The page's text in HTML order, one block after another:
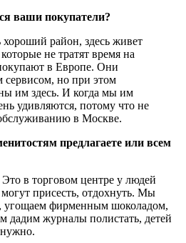
ваши покупатели?
район, здесь живет
не тратят время на
в Европе. Они
сервисом, но при этом
им здесь. И когда мы им
удивляются, потому что не
в Москве.
предлагаете или всем
в торговом центре у людей
присесть, отдохнуть. Мы
угощаем фирменным шоколадом,
дадим журналы полистать, детей